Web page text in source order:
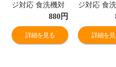
ジ対応 食洗機対
応 味噌汁椀 くす
みカラー 日本製
おわん 木目 おし
ゃれ 割れない 割
880円
詳細を見る
ジ対応 食
応 味噌汁
みカラー
おわん 木目
ゃれ 割れ
詳細を